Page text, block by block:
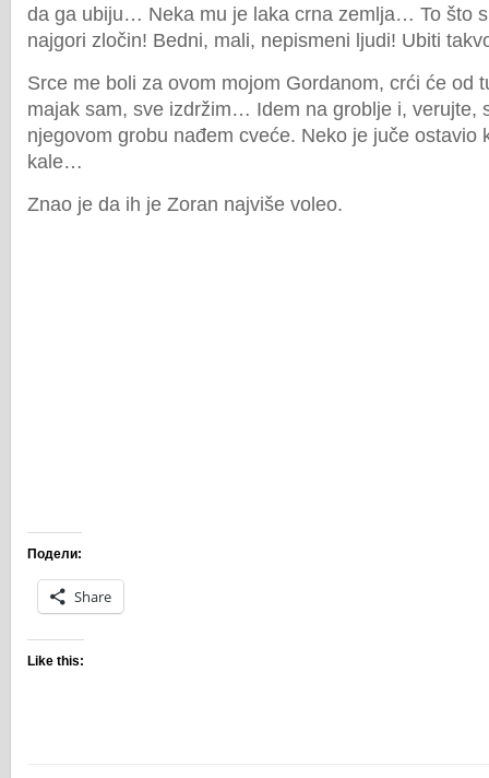
da ga ubiju… Neka mu je laka crna zemlja… To što
najgori zločin! Bedni, mali, nepismeni ljudi! Ubiti
Srce me boli za ovom mojom Gordanom, crći će od
majak sam, sve izdržim… Idem na groblje i, verujte,
njegovom grobu nađem cveće. Neko je juče ostavio
kale…
Znao je da ih je Zoran najviše voleo.
Подели:
Share
Like this: